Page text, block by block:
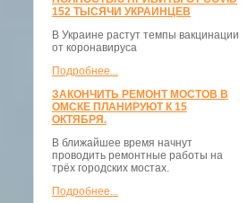
152 ТЫСЯЧИ УКРАИНЦЕВ
В Украине растут темпы вакцинации
от коронавируса
Подробнее...
ЗАКОНЧИТЬ РЕМОНТ МОСТОВ В
ОМСКЕ ПЛАНИРУЮТ К 15
ОКТЯБРЯ.
В ближайшее время начнут
проводить ремонтные работы на
трёх городских мостах.
Подробнее...